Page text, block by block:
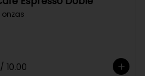
onzas
10.00